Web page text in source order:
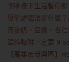
咖啡按下生活暫停鍵
厭氧處理法是什麼
燕麥奶、豆漿、杏
濃縮咖啡一定要 9
【高雄市新興區】